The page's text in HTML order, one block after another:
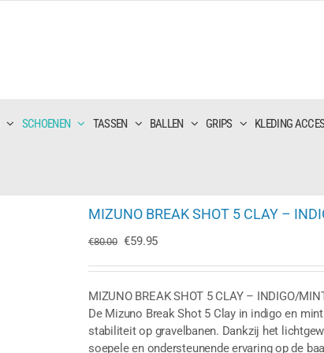
SCHOENEN TASSEN BALLEN GRIPS KLEDING
MIZUNO BREAK SHOT 5 CLAY –
€80.00 Oorspronkelijke
was:
€80.00.
€59.95Huidige
is:
€59.95.
MIZUNO BREAK SHOT 5 CLAY – INDIGO/
De Mizuno Break Shot 5 Clay in indigo en
stabiliteit op gravelbanen. Dankzij het
soepele en ondersteunende ervaring op de